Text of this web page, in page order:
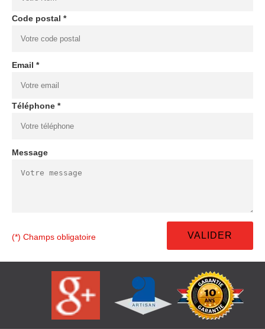
Code postal *
Email *
Téléphone *
Message
(*) Champs obligatoire